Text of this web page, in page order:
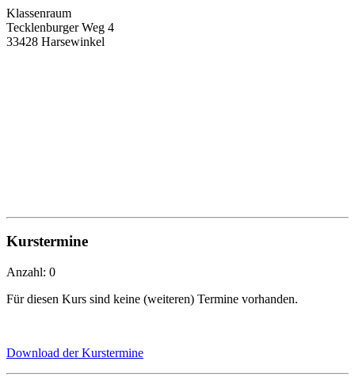
Klassenraum
Tecklenburger Weg 4
33428 Harsewinkel
Kurstermine
Anzahl: 0
Für diesen Kurs sind keine (weiteren) Termine vorhanden.
Download der Kurstermine